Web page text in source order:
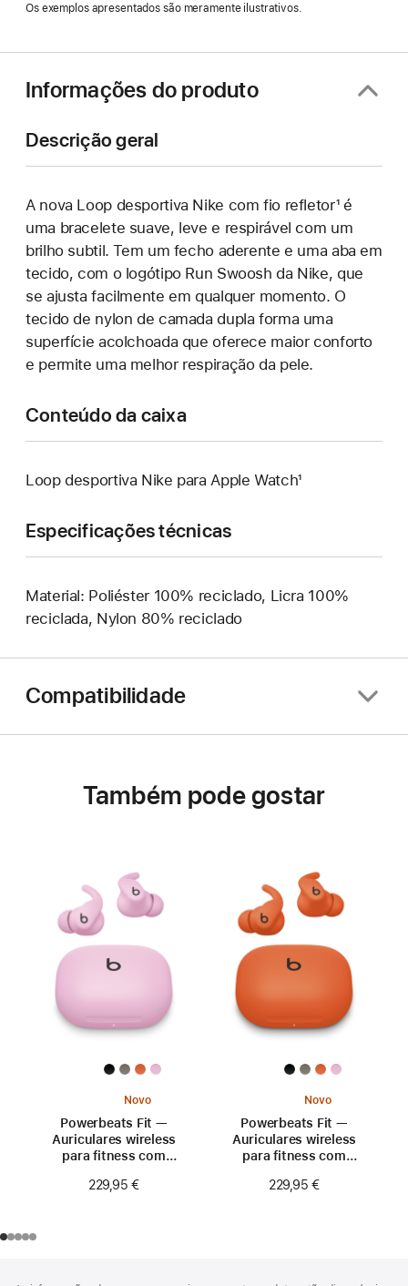
Os exemplos apresentados são meramente ilustrativos.
Informações do produto
Descrição geral
A nova Loop desportiva Nike com fio refletor¹ é
uma bracelete suave, leve e respirável com um
brilho subtil. Tem um fecho aderente e uma aba em
tecido, com o logótipo Run Swoosh da Nike, que
se ajusta facilmente em qualquer momento. O
tecido de nylon de camada dupla forma uma
superfície acolchoada que oferece maior conforto
e permite uma melhor respiração da pele.
Conteúdo da caixa
Loop desportiva Nike para Apple Watch¹
Especificações técnicas
Material: Poliéster 100% reciclado, Licra 100%
reciclada, Nylon 80% reciclado
Compatibilidade
Também pode gostar
Novo
Powerbeats Fit —
Auriculares wireless
para fitness com
Rosa fogo
229,95 €
Novo
Powerbeats Fit —
Auriculares wireless
para fitness com
Laranja explosivo
229,95 €